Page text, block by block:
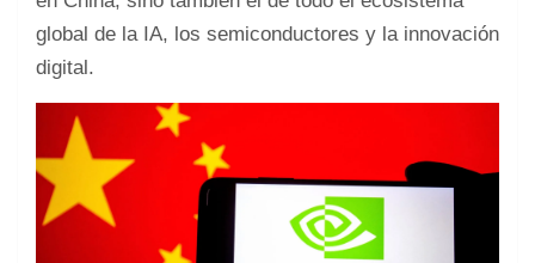
global de la IA, los semiconductores y la innovación
digital.